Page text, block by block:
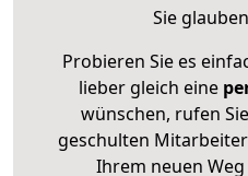
Sie
Probieren Sie es
lieber gleich eine
wünschen, rufen
geschulten
Ihrem neuen